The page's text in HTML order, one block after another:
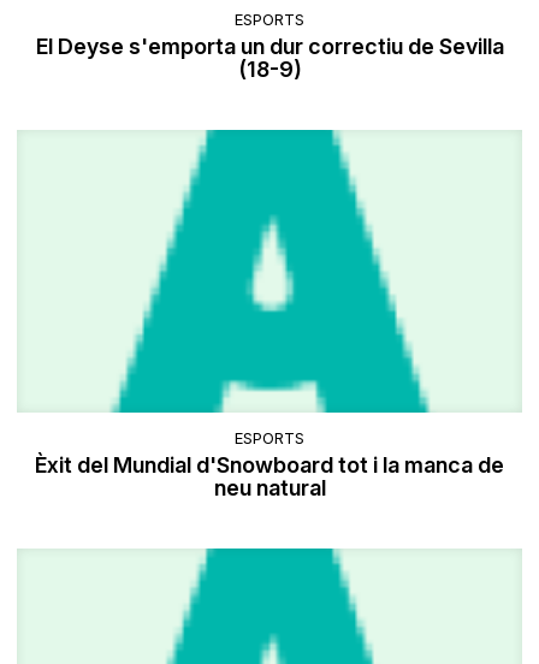
ESPORTS
El Deyse s'emporta un dur correctiu de Sevilla
(18-9)
ESPORTS
Èxit del Mundial d'Snowboard tot i la manca de
neu natural